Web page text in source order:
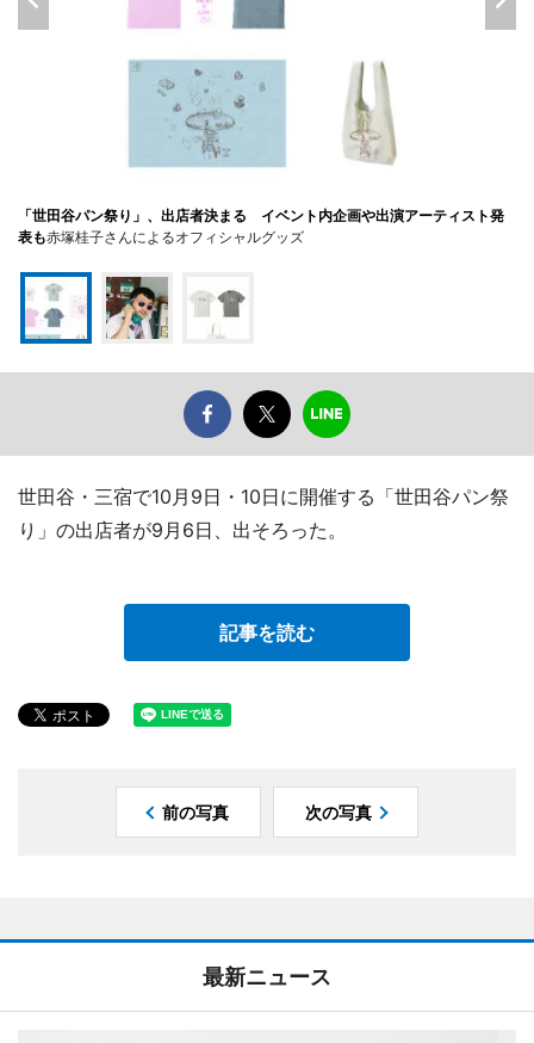
「世田谷パン祭り」、出店者決まる イベント内企画や出演アーティスト発
表も赤塚桂子さんによるオフィシャルグッズ
世田谷・三宿で10月9日・10日に開催する「世田谷パン祭
り」の出店者が9月6日、出そろった。
記事を読む
前の写真 次の写真
最新ニュース